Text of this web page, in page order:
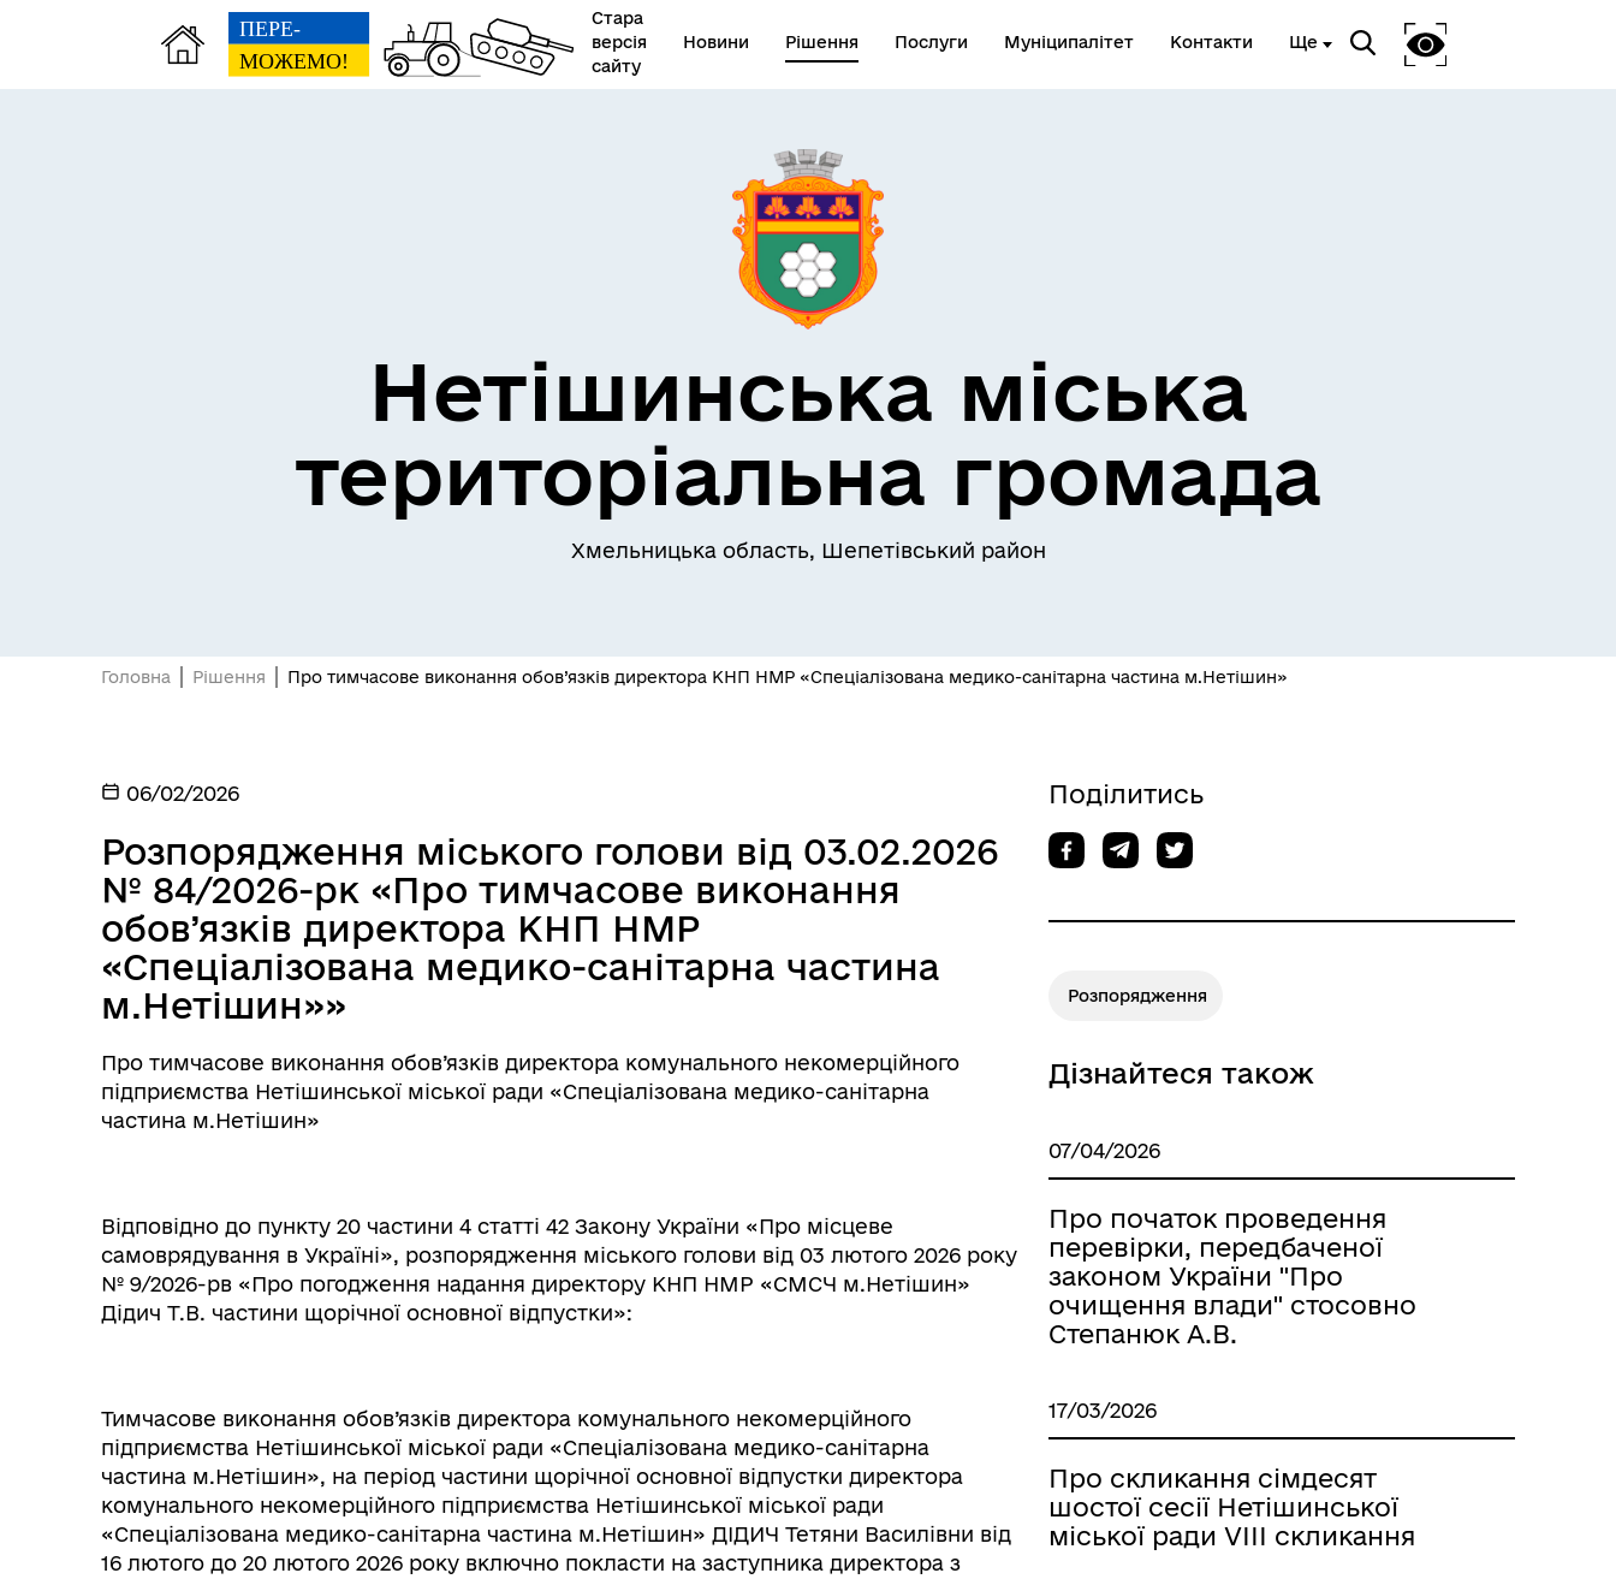
Стара
версія
сайту
Новини Рішення Послуги Муніципалітет Контакти Ще
Кабінет мешканця
Депутатський корпус
Публічна інформація
Фінанси
Наше місто
Вакансії
Нетішинська міська
територіальна громада
Хмельницька область, Шепетівський район
Головна Рішення Про тимчасове виконання обов’язків директора КНП НМР «Спеціалізована медико-санітарна частина м.Нетішин»
06/02/2026
Розпорядження міського голови від 03.02.2026
№ 84/2026-рк «Про тимчасове виконання
обов’язків директора КНП НМР
«Спеціалізована медико-санітарна частина
м.Нетішин»»
Про тимчасове виконання обов’язків директора комунального некомерційного
підприємства Нетішинської міської ради «Спеціалізована медико-санітарна
частина м.Нетішин»
Відповідно до пункту 20 частини 4 статті 42 Закону України «Про місцеве
самоврядування в Україні», розпорядження міського голови від 03 лютого 2026 року
№ 9/2026-рв «Про погодження надання директору КНП НМР «СМСЧ м.Нетішин»
Дідич Т.В. частини щорічної основної відпустки»:
Тимчасове виконання обов’язків директора комунального некомерційного
підприємства Нетішинської міської ради «Спеціалізована медико-санітарна
частина м.Нетішин», на період частини щорічної основної відпустки директора
комунального некомерційного підприємства Нетішинської міської ради
«Спеціалізована медико-санітарна частина м.Нетішин» ДІДИЧ Тетяни Василівни від
16 лютого до 20 лютого 2026 року включно покласти на заступника директора з
Поділитись
Розпорядження
Дізнайтеся також
07/04/2026
Про початок проведення
перевірки, передбаченої
законом України "Про
очищення влади" стосовно
Степанюк А.В.
17/03/2026
Про скликання сімдесят
шостої сесії Нетішинської
міської ради VІІІ скликання